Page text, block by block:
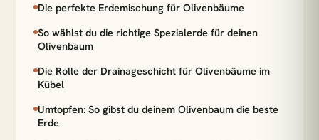
Die perfekte Erdemischung für Olivenbäume
So wählst du die richtige Spezialerde für deinen
Olivenbaum
Die Rolle der Drainageschicht für Olivenbäume im
Kübel
Umtopfen: So gibst du deinem Olivenbaum die beste
Erde
Monstera
Hängepflanzen Calathea
Luftreinigend
KATEGORIEN